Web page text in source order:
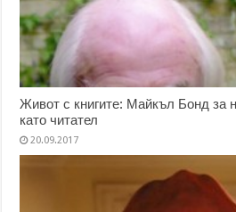
Живот с книгите: Майкъл Бонд за
като читател
20.09.2017